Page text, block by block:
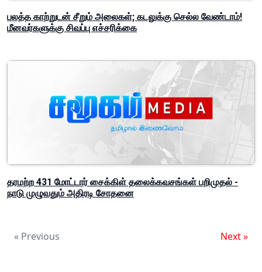
பலத்த காற்றுடன் சீறும் அலைகள்; கடலுக்கு செல்ல வேண்டாம்!
மீனவர்களுக்கு சிவப்பு எச்சரிக்கை
தரமற்ற 431 மோட்டார் சைக்கிள் தலைக்கவசங்கள் பறிமுதல் -
நாடு முழுவதும் அதிரடி சோதனை
« Previous Next »